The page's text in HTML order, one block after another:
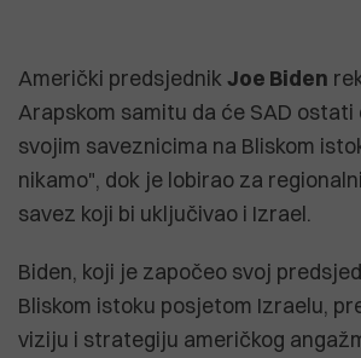
Američki predsjednik Joe Biden
Arapskom samitu da će SAD
svojim saveznicima na Bliskom
nikamo", dok je lobirao za
savez koji bi uključivao i Izrael.
Biden, koji je započeo svoj
Bliskom istoku posjetom Izraelu,
viziju i strategiju američkog